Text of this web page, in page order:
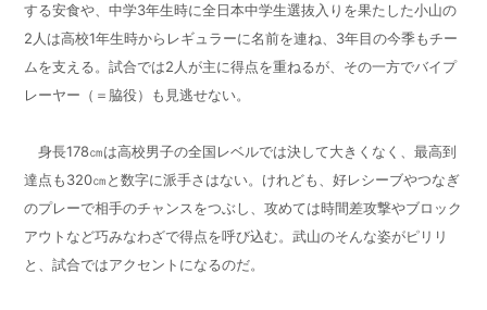
する安食や、中学3年生時に全日本中学生選抜入りを果たした小山の
2人は高校1年生時からレギュラーに名前を連ね、3年目の今季もチー
ムを支える。試合では2人が主に得点を重ねるが、その一方でバイプ
レーヤー（＝脇役）も見逃せない。
身長178㎝は高校男子の全国レベルでは決して大きくなく、最高到
達点も320㎝と数字に派手さはない。けれども、好レシーブやつなぎ
のプレーで相手のチャンスをつぶし、攻めては時間差攻撃やブロック
アウトなど巧みなわざで得点を呼び込む。武山のそんな姿がピリリ
と、試合ではアクセントになるのだ。